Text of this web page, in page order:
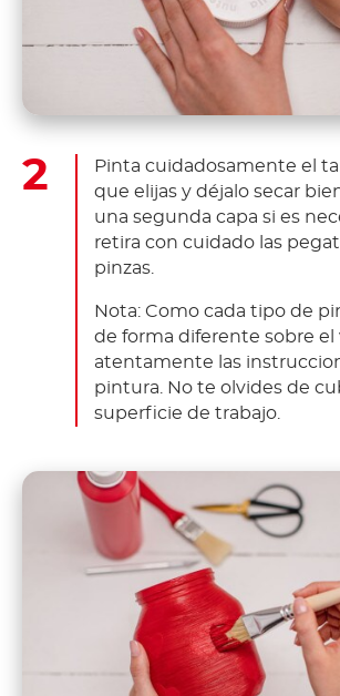
Pinta cuidadosamente el
que elijas y déjalo secar
una segunda capa si es
retira con cuidado las
pinzas.
Nota: Como cada tipo de
de forma diferente sobre el
atentamente las
pintura. No te olvides de
superficie de trabajo.